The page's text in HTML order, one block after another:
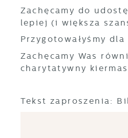
Zachęcamy do
lepiej (i większa
Przygotowałyśmy
Zachęcamy Was
charytatywny
Tekst zaproszenia: